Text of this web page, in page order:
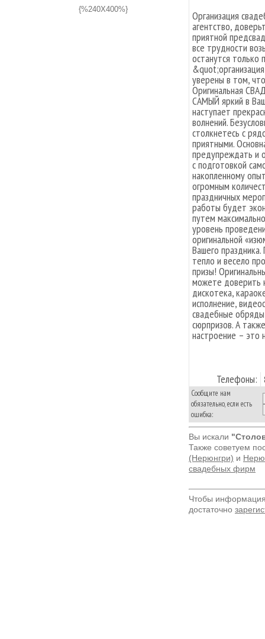
{%240X400%} Организация
агентство,
приятной
все трудности
останутся только
уверены в том,
Оригинальная
САМЫЙ яркий в
наступает
волнений.
столкнетесь с
приятными.
предупреждать и
с подготовкой
накопленному
огромным
праздничных
работы будет
путем
уровень
оригинальной
Вашего
тепло и весело
призы!
можете доверить
дискотека,
исполнение,
свадебные
сюрпризов. А
настроение – это
Телефоны:
Сообщите нам
обязательно, если есть
ошибка:
Вы искали
Также советуем
(Нерюнгри) и
свадебных фирм
Чтобы
достаточно